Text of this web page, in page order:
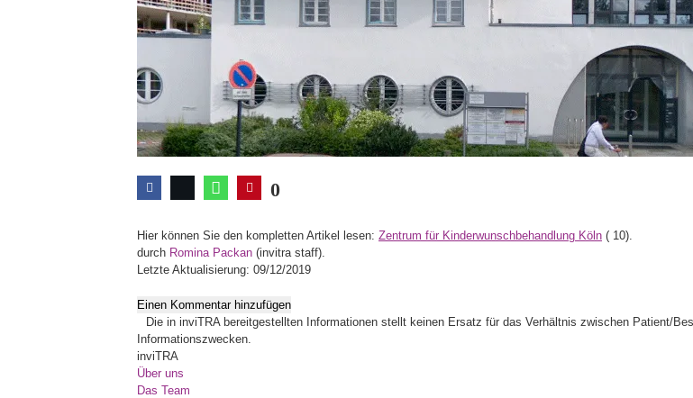
0
Hier können Sie den kompletten Artikel lesen: Zentrum für Kinderwunschbehandlung Köln ( 10).
durch Romina Packan (invitra staff).
Letzte Aktualisierung: 09/12/2019
Einen Kommentar hinzufügen
Die in inviTRA bereitgestellten Informationen stellt keinen Ersatz für das Verhältnis zwischen Patient/
Informationszwecken.
inviTRA
Über uns
Das Team